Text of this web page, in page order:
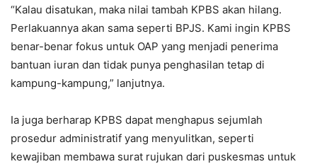
“Kalau disatukan, maka nilai tambah KPBS akan hilang.
Perlakuannya akan sama seperti BPJS. Kami ingin KPBS
benar-benar fokus untuk OAP yang menjadi penerima
bantuan iuran dan tidak punya penghasilan tetap di
kampung-kampung,” lanjutnya.
Ia juga berharap KPBS dapat menghapus sejumlah
prosedur administratif yang menyulitkan, seperti
kewajiban membawa surat rujukan dari puskesmas untuk